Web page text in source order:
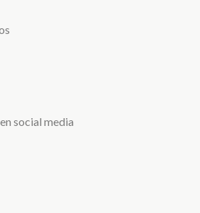
social media